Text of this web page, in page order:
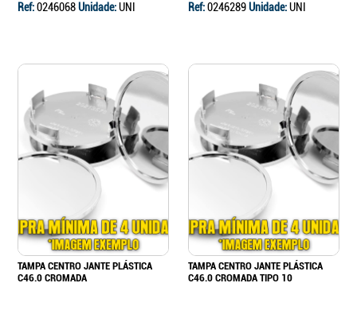
Ref:0246068Unidade:UNI Ref:0246289Unidade:UNI
TAMPA CENTRO JANTE PLÁSTICA
C46.0 CROMADA
TAMPA CENTRO JANTE PLÁSTICA
C46.0 CROMADA TIPO 10